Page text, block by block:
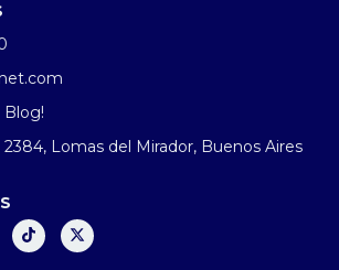
Blog!
Lomas del Mirador, Buenos Aires